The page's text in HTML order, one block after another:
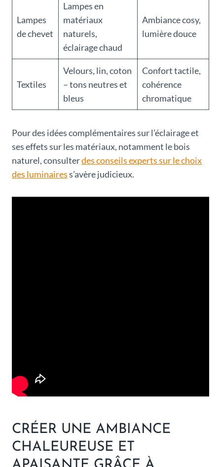
Lampes
de chevet
Lampes en
matériaux
naturels,
éclairage chaud
Ambiance cosy,
lumière douce
Textiles
Velours, lin, coton
– tons neutres et
bleus
Confort tactile,
cohérence
chromatique
Pour des idées complémentaires sur l’éclairage et
ses effets sur les matériaux, notamment le bois
naturel, consulterdes conseils experts sur le choix
des luminairess’avère judicieux.
CRÉER UNE AMBIANCE
CHALEUREUSE ET